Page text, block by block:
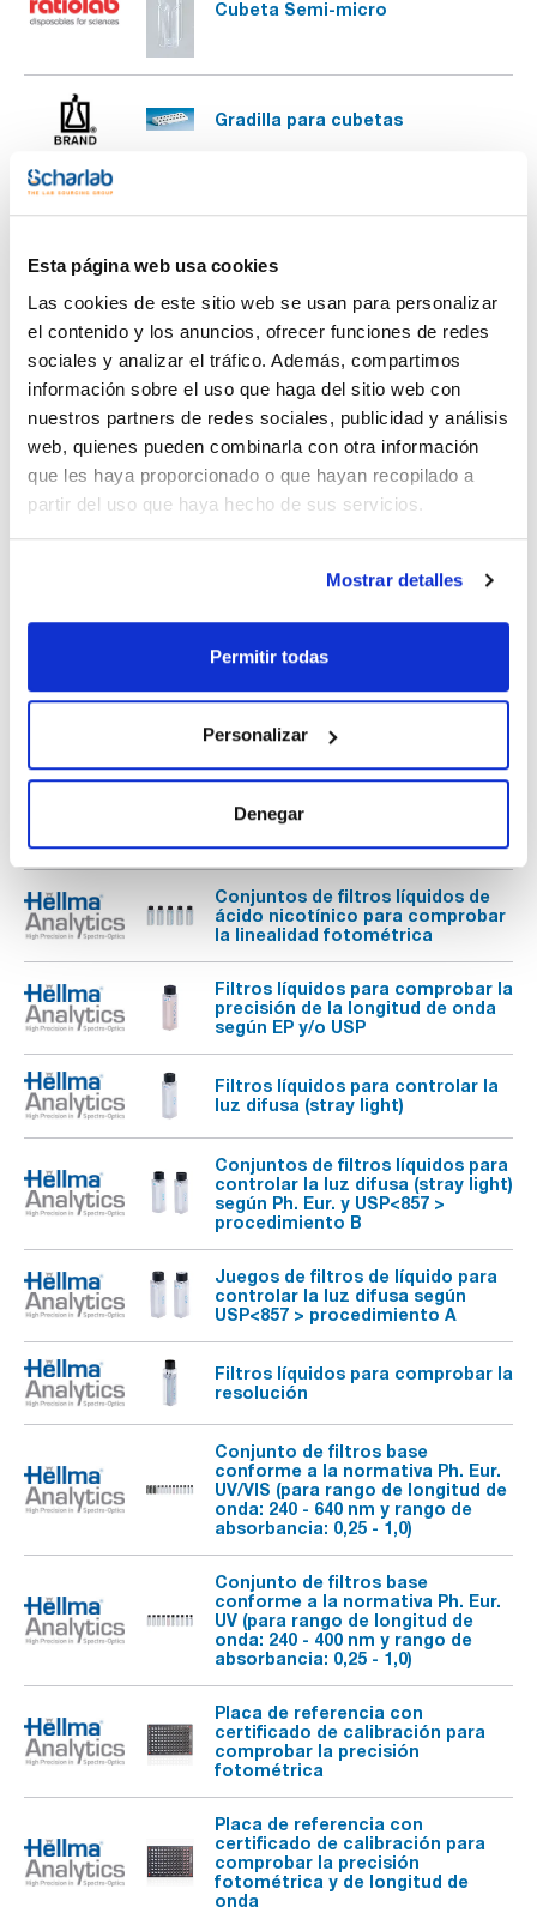
Esta página web usa cookies
Las cookies de este sitio web se usan para personalizar
el contenido y los anuncios, ofrecer funciones de redes
sociales y analizar el tráfico. Además, compartimos
información sobre el uso que haga del sitio web con
nuestros partners de redes sociales, publicidad y análisis
web, quienes pueden combinarla con otra información
que les haya proporcionado o que hayan recopilado a
partir del uso que haya hecho de sus servicios.
Mostrar detalles
Permitir todas
Personalizar
Denegar
Cubeta Semi-micro
Gradilla para cubetas
la precisión de la longitud de
la precisión fotométrica
Marco vacío
Juegos de filtros de vidrio para
comprobar la precisión
fotométrica, la linealidad
fotométrica y la precisión de la
Filtros líquidos de dicromato de
precisión fotométrica
dicromato de potasio para
fotométrica
Filtros líquidos de ácido
nicotínico (niacina) para
comprobar la precisión
fotométrica
Conjuntos de filtros líquidos de
ácido nicotínico para comprobar
la linealidad fotométrica
Filtros líquidos para comprobar la
precisión de la longitud de onda
según EP y/o USP
Filtros líquidos para controlar la
luz difusa (stray light)
Conjuntos de filtros líquidos para
controlar la luz difusa (stray light)
según Ph. Eur. y USP<857 >
procedimiento B
Juegos de filtros de líquido para
controlar la luz difusa según
USP<857 > procedimiento A
Filtros líquidos para comprobar la
resolución
Conjunto de filtros base
conforme a la normativa Ph. Eur.
UV/VIS (para rango de longitud de
onda: 240 - 640 nm y rango de
absorbancia: 0,25 - 1,0)
Conjunto de filtros base
conforme a la normativa Ph. Eur.
UV (para rango de longitud de
onda: 240 - 400 nm y rango de
absorbancia: 0,25 - 1,0)
Placa de referencia con
certificado de calibración para
comprobar la precisión
fotométrica
Placa de referencia con
certificado de calibración para
comprobar la precisión
fotométrica y de longitud de
onda